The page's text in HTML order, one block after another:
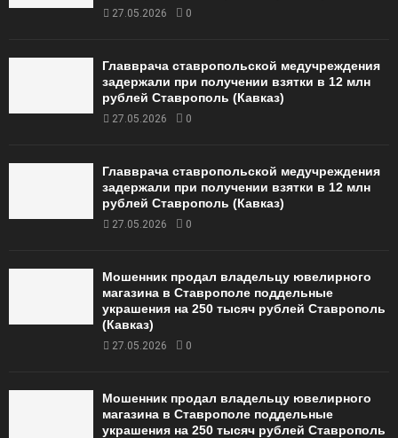
27.05.2026 0
Главврача ставропольской медучреждения
задержали при получении взятки в 12 млн
рублей Ставрополь (Кавказ)
27.05.2026 0
Главврача ставропольской медучреждения
задержали при получении взятки в 12 млн
рублей Ставрополь (Кавказ)
27.05.2026 0
Мошенник продал владельцу ювелирного
магазина в Ставрополе поддельные
украшения на 250 тысяч рублей Ставрополь
(Кавказ)
27.05.2026 0
Мошенник продал владельцу ювелирного
магазина в Ставрополе поддельные
украшения на 250 тысяч рублей Ставрополь